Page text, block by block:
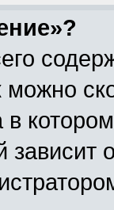
зависит